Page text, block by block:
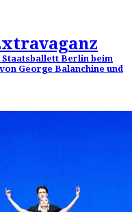
Berlin beim
George Balanchine und